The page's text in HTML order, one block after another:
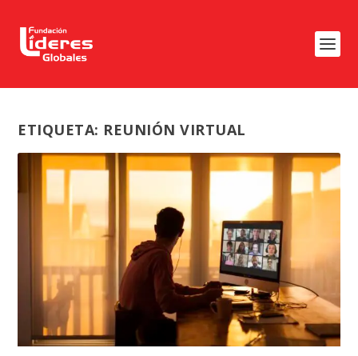
ETIQUETA: REUNIÓN VIRTUAL